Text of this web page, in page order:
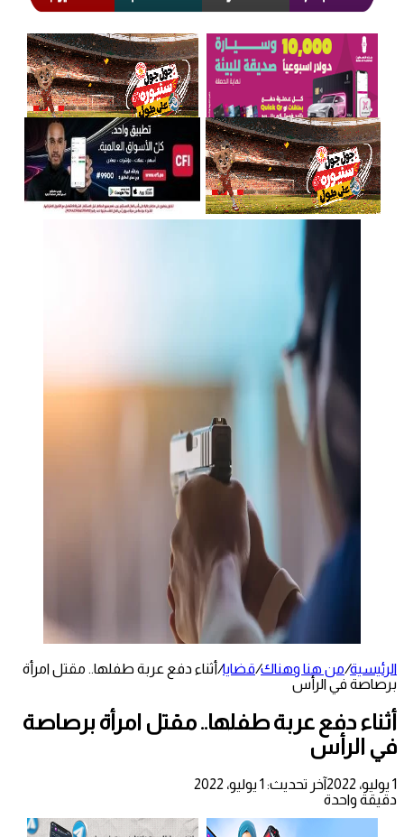
الرئيسية/من هنا وهناك/قضايا/أثناء دفع عربة طفلها.. مقتل امرأة
برصاصة في الرأس
أثناء دفع عربة طفلها.. مقتل امرأة برصاصة
في الرأس
1 يوليو، 2022
آخر تحديث: 1 يوليو، 2022
دقيقة واحدة